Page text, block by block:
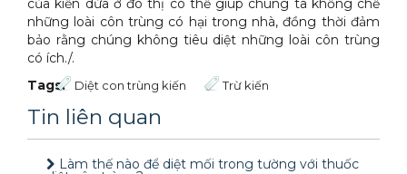
của kiến dừa ở đô thị có thể giúp chúng ta khống chế
những loài côn trùng có hại trong nhà, đồng thời đảm
bảo rằng chúng không tiêu diệt những loài côn trùng
có ích./.
Tags: Diệt con trùng kiến Trừ kiến
Tin liên quan
Làm thế nào để diệt mối trong tường với thuốc